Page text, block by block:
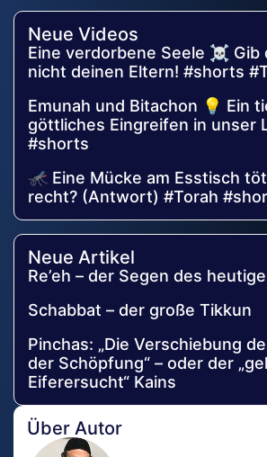
Neue Videos
Eine verdorbene Seele ☠️ Gib
nicht deinen Eltern! #shorts
Emunah und Bitachon 💡 Ein
göttliches Eingreifen in unser
#shorts
🦟 Eine Mücke am Esstisch
recht? (Antwort) #Torah
Neue Artikel
Re’eh – der Segen des
Schabbat – der große Tikkun
Pinchas: „Die Verschiebung
der Schöpfung“ – oder der
Eiferersucht“ Kains
Über Autor